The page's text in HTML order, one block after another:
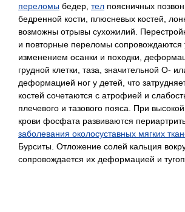
переломы бедер, тел поясничных
бедренной кости, плюсневых костей,
возможны отрывы сухожилий.
и повторные переломы сопровождаются
изменением осанки и походки,
грудной клетки, таза, значительной О-
деформацией ног у детей, что
костей сочетаются с атрофией и
плечевого и тазового пояса. При
крови фосфата развиваются
заболевания околосуставных мягких
Бурситы. Отложение солей кальция
сопровождается их деформацией и